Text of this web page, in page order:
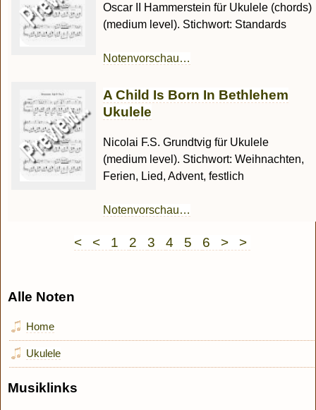
Oscar II Hammerstein für Ukulele (chords)
(medium level). Stichwort: Standards
Notenvorschau…
A Child Is Born In Bethlehem
Ukulele
Nicolai F.S. Grundtvig für Ukulele
(medium level). Stichwort: Weihnachten,
Ferien, Lied, Advent, festlich
Notenvorschau…
< < 1 2 3 4 5 6 > >
Alle Noten
Home
Ukulele
Musiklinks